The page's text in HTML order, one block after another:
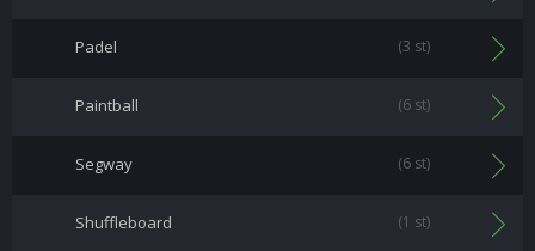
Padel (3 st)
Paintball (6 st)
Segway (6 st)
Shuffleboard (1 st)